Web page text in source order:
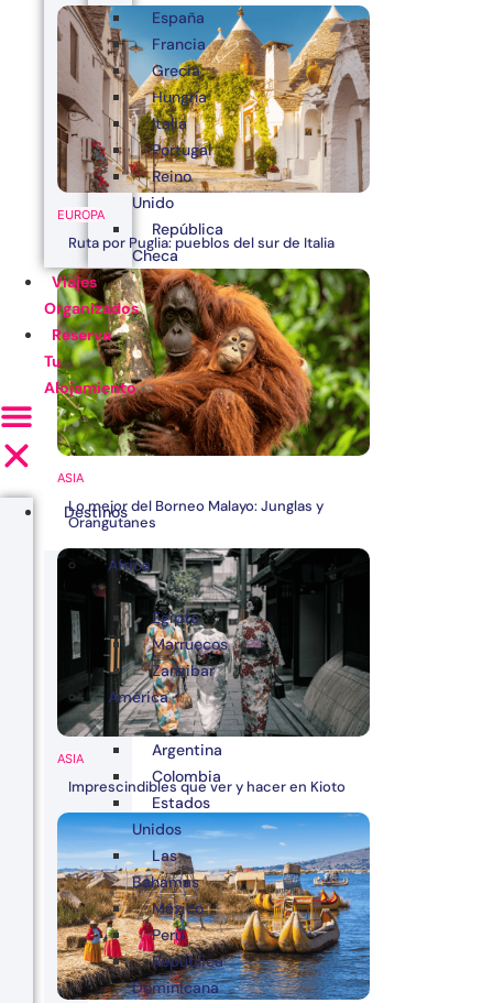
EUROPA
Ruta por Puglia: pueblos del sur de Italia
ASIA
Lo mejor del Borneo Malayo: Junglas y
Orangutanes
ASIA
Imprescindibles que ver y hacer en Kioto
España
Francia
Grecia
Hungría
Italia
Portugal
Reino
Unido
República
Checa
Viajes
Organizados
Reserva
Tu
Alojamiento
Destinos
África
Egipto
Marruecos
Zanzibar
América
Argentina
Colombia
Estados
Unidos
Las
Bahamas
México
Perú
República
Dominicana